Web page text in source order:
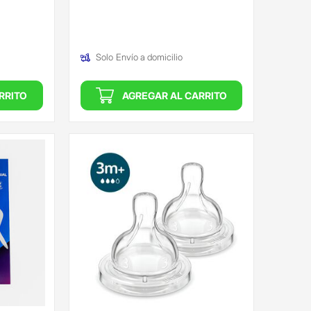
Solo Envío a domicilio
AGREGAR AL CARRITO